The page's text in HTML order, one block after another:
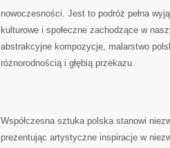
nowoczesności.⁣ Jest to podróż ‌pełna
kulturowe i społeczne ⁢zachodzące ‌w
abstrakcyjne kompozycje, malarstwo
⁣różnorodnością i głębią przekazu.
Współczesna sztuka ⁤polska stanowi
prezentując artystyczne inspiracje w